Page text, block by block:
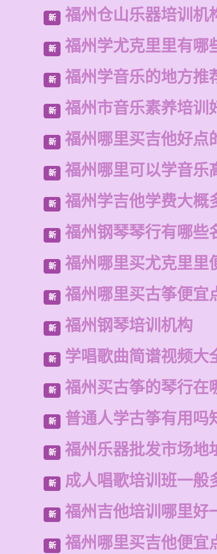
新 福州仓山乐器培训机
新 福州学尤克里里有哪
新 福州学音乐的地方推
新 福州市音乐素养培训
新 福州哪里买吉他好点
新 福州哪里可以学音乐
新 福州学吉他学费大概
新 福州钢琴琴行有哪些
新 福州哪里买尤克里里
新 福州哪里买古筝便宜
新 福州钢琴培训机构
新 学唱歌曲简谱视频大
新 福州买古筝的琴行在
新 普通人学古筝有用吗
新 福州乐器批发市场地
新 成人唱歌培训班一般
新 福州吉他培训哪里好
新 福州哪里买吉他便宜